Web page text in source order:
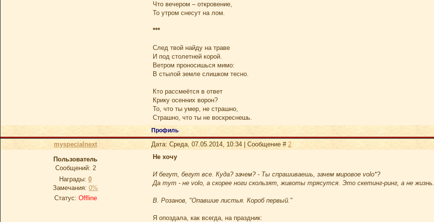
Что вечером – откровение,
То утром снесут на лом.
***
След твой найду на траве
И под столетней корой.
Ветром проносишься мимо:
В стылой земле слишком тесно.
Кто рассмеётся в ответ
Крику осенних ворон?
То, что ты умер, не страшно,
Страшно, что ты не воскреснешь.
Профиль
myspecialnext Дата: Среда, 07.05.2014, 10:34 | Сообщение # 2
Пользователь
Сообщений: 2
Награды: 0
Замечания: 0%
Статус: Offline
Не хочу
И бегут, бегут все. Куда? зачем? - Ты спрашиваешь, зачем мировое volo*?
Да тут - не volo, a скорее ноги скользят, животы трясутся. Это скетинг-ринг, а не жизнь.
В. Розанов, "Опавшие листья. Короб первый."
Я опоздала, как всегда, на праздник: